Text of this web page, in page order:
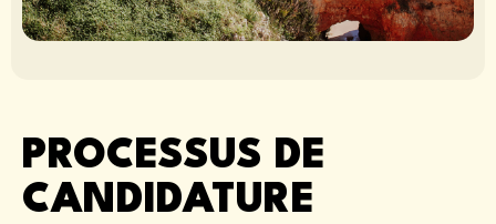
PROCESSUS DE
CANDIDATURE